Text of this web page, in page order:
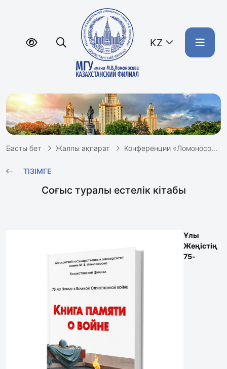
KZ
Басты бет Жалпы ақпарат Конференции «Ломоносов»
ТІЗІМГЕ
Соғыс туралы естелік кітабы
Ұлы
Жеңістің
75-